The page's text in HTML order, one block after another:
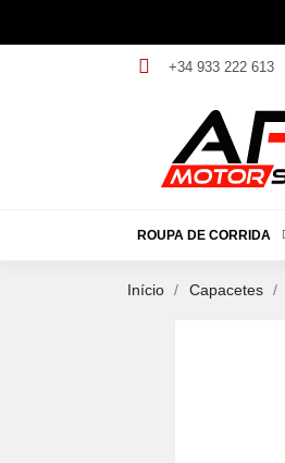
+34 933 222 613
ROUPA DE CORRIDA
Início Capacetes